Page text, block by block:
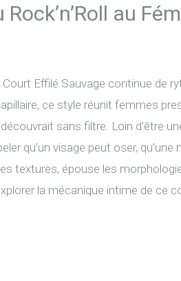
au
Effilé Sauvage continue de
ce style réunit femmes
sans filtre. Loin d’être
qu’un visage peut oser, qu’une
textures, épouse les
la mécanique intime de ce